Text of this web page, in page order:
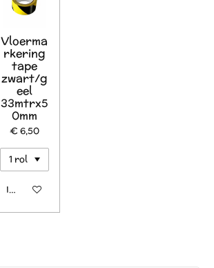
Vloerma
rkering
tape
zwart/g
eel
33mtrx5
0mm
€ 6,50
In winkelwagen